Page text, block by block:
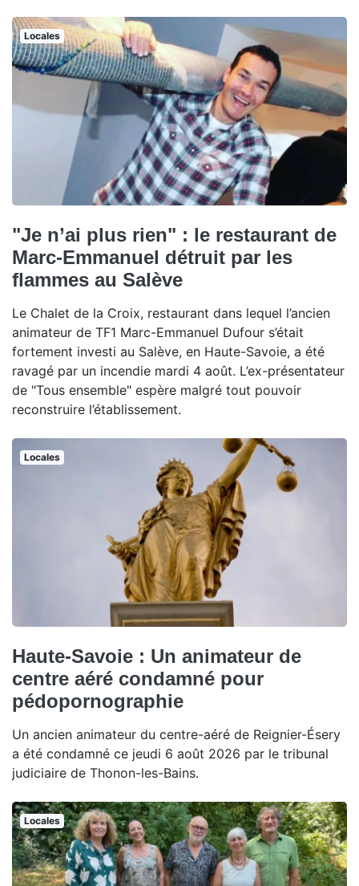
Locales
"Je n’ai plus rien" : le restaurant de
Marc-Emmanuel détruit par les
flammes au Salève
Le Chalet de la Croix, restaurant dans lequel l’ancien
animateur de TF1 Marc-Emmanuel Dufour s’était
fortement investi au Salève, en Haute-Savoie, a été
ravagé par un incendie mardi 4 août. L’ex-présentateur
de "Tous ensemble" espère malgré tout pouvoir
reconstruire l’établissement.
Locales
Haute-Savoie : Un animateur de
centre aéré condamné pour
pédopornographie
Un ancien animateur du centre-aéré de Reignier-Ésery
a été condamné ce jeudi 6 août 2026 par le tribunal
judiciaire de Thonon-les-Bains.
Locales